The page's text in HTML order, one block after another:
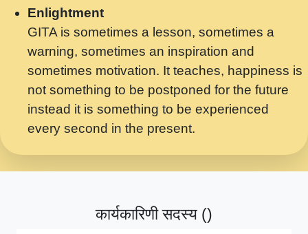
Maharaj.mp3
यह हसरत तलब ह नकज कमर Yahi Hasraten
Talab Hai Bhav Pravah #bhajan.mp3
लडल ज बल ल क ज न लग Sadhvi Purnima Ji
7.9.2021 जवल नगर दलल #बसर.mp3
सख भ मझ पयर ह दख भ मझ पयर ह!छड म कस दत
सपरहट भजन 2021 - तर अखय ह जद भर बहर ज म
सपरहट शयम भजन - जय जय शयम जय जय शयम
Enlightment
GITA is sometimes a lesson, sometimes a
warning, sometimes an inspiration and
sometimes motivation. It teaches, happiness is
not something to be postponed for the future
instead it is something to be experienced
every second in the present.
कार्यकारिणी सदस्य ()